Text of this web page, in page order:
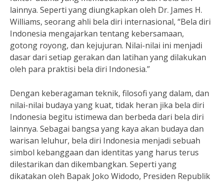
lainnya. Seperti yang diungkapkan oleh Dr. James H.
Williams, seorang ahli bela diri internasional, “Bela diri
Indonesia mengajarkan tentang kebersamaan,
gotong royong, dan kejujuran. Nilai-nilai ini menjadi
dasar dari setiap gerakan dan latihan yang dilakukan
oleh para praktisi bela diri Indonesia.”
Dengan keberagaman teknik, filosofi yang dalam, dan
nilai-nilai budaya yang kuat, tidak heran jika bela diri
Indonesia begitu istimewa dan berbeda dari bela diri
lainnya. Sebagai bangsa yang kaya akan budaya dan
warisan leluhur, bela diri Indonesia menjadi sebuah
simbol kebanggaan dan identitas yang harus terus
dilestarikan dan dikembangkan. Seperti yang
dikatakan oleh Bapak Joko Widodo, Presiden Republik